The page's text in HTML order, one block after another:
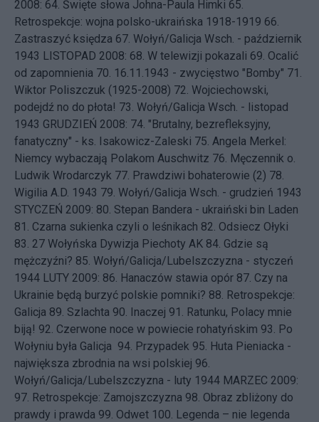
2008: 64. Święte słowa Johna-Paula Himki 65.
Retrospekcje: wojna polsko-ukraińska 1918-1919 66.
Zastraszyć księdza 67. Wołyń/Galicja Wsch. - październik
1943 LISTOPAD 2008: 68. W telewizji pokazali 69. Ocalić
od zapomnienia 70. 16.11.1943 - zwycięstwo "Bomby" 71.
Wiktor Poliszczuk (1925-2008) 72. Wojciechowski,
podejdź no do płota! 73. Wołyń/Galicja Wsch. - listopad
1943 GRUDZIEŃ 2008: 74. "Brutalny, bezrefleksyjny,
fanatyczny" - ks. Isakowicz-Zaleski 75. Angela Merkel:
Niemcy wybaczają Polakom Auschwitz 76. Męczennik o.
Ludwik Wrodarczyk 77. Prawdziwi bohaterowie (2) 78.
Wigilia A.D. 1943 79. Wołyń/Galicja Wsch. - grudzień 1943
STYCZEŃ 2009: 80. Stepan Bandera - ukraiński bin Laden
81. Czarna sukienka czyli o leśnikach 82. Odsiecz Ołyki
83. 27 Wołyńska Dywizja Piechoty AK 84. Gdzie są
mężczyźni? 85. Wołyń/Galicja/Lubelszczyzna - styczeń
1944 LUTY 2009: 86. Hanaczów stawia opór 87. Czy na
Ukrainie będą burzyć polskie pomniki? 88. Retrospekcje:
Galicja 89. Szlachta 90. Inaczej 91.
Ratunku, Polacy mnie
biją! 92. Czerwone noce w powiecie rohatyńskim 93. Po
Wołyniu była Galicja 94. Przypadek 95. Huta Pieniacka -
największa zbrodnia na wsi polskiej 96.
Wołyń/Galicja/Lubelszczyzna - luty 1944 MARZEC 2009:
97. Retrospekcje: Zamojszczyzna 98. Obraz zbliżony do
prawdy i prawda 99. Odwet 100. Legenda – nie legenda